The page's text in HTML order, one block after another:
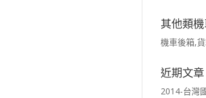
其他類
機車後箱,
近期文章
2014-台灣